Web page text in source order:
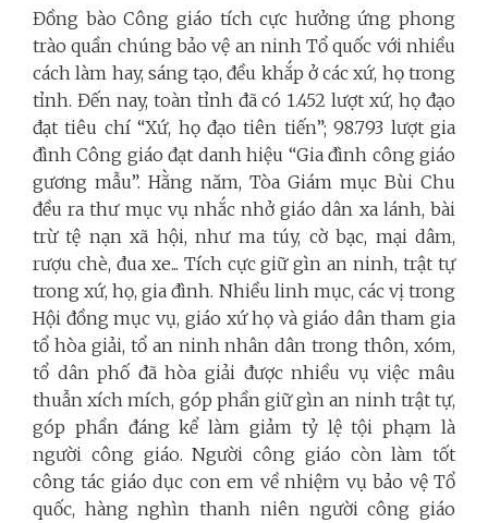
Đồng bào Công giáo tích cực hưởng ứng phong
trào quần chúng bảo vệ an ninh Tổ quốc với nhiều
cách làm hay, sáng tạo, đều khắp ở các xứ, họ trong
tỉnh. Đến nay, toàn tỉnh đã có 1.452 lượt xứ, họ đạo
đạt tiêu chí “Xứ, họ đạo tiên tiến”; 98.793 lượt gia
đình Công giáo đạt danh hiệu “Gia đình công giáo
gương mẫu”. Hằng năm, Tòa Giám mục Bùi Chu
đều ra thư mục vụ nhắc nhở giáo dân xa lánh, bài
trừ tệ nạn xã hội, như ma túy, cờ bạc, mại dâm,
rượu chè, đua xe... Tích cực giữ gìn an ninh, trật tự
trong xứ, họ, gia đình. Nhiều linh mục, các vị trong
Hội đồng mục vụ, giáo xứ họ và giáo dân tham gia
tổ hòa giải, tổ an ninh nhân dân trong thôn, xóm,
tổ dân phố đã hòa giải được nhiều vụ việc mâu
thuẫn xích mích, góp phần giữ gìn an ninh trật tự,
góp phần đáng kể làm giảm tỷ lệ tội phạm là
người công giáo. Người công giáo còn làm tốt
công tác giáo dục con em về nhiệm vụ bảo vệ Tổ
quốc, hàng nghìn thanh niên người công giáo